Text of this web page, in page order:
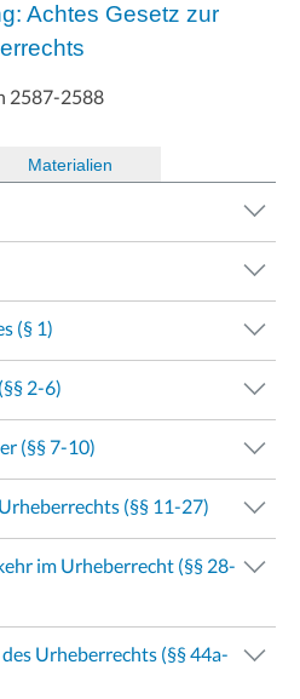
Achtes Gesetz zur
2587-2588
Materialien
(§ 1)
2-6)
(§§ 7-10)
(§§ 11-27)
im Urheberrecht (§§ 28-
Urheberrechts (§§ 44a-